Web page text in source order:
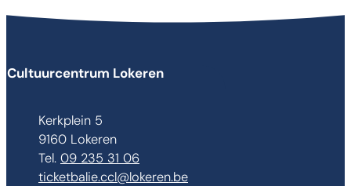
Contact & openingsuren
Cultuurcentrum Lokeren
AdresKerkplein 5
,9160 Lokeren
09 235 31 06
E-mailticketbalie.ccl@lokeren.be